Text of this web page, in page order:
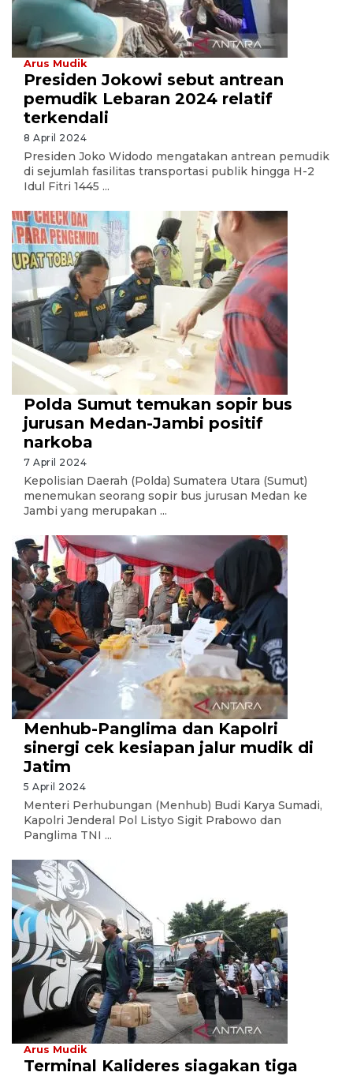
Arus Mudik
Presiden Jokowi sebut antrean
pemudik Lebaran 2024 relatif
terkendali
8 April 2024
Presiden Joko Widodo mengatakan antrean pemudik
di sejumlah fasilitas transportasi publik hingga H-2
Idul Fitri 1445 ...
Polda Sumut temukan sopir bus
jurusan Medan-Jambi positif
narkoba
7 April 2024
Kepolisian Daerah (Polda) Sumatera Utara (Sumut)
menemukan seorang sopir bus jurusan Medan ke
Jambi yang merupakan ...
Menhub-Panglima dan Kapolri
sinergi cek kesiapan jalur mudik di
Jatim
5 April 2024
Menteri Perhubungan (Menhub) Budi Karya Sumadi,
Kapolri Jenderal Pol Listyo Sigit Prabowo dan
Panglima TNI ...
Arus Mudik
Terminal Kalideres siagakan tiga